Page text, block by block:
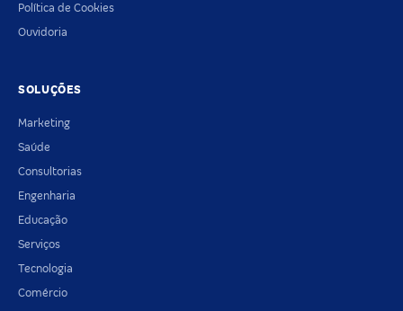
Política de Cookies
Ouvidoria
SOLUÇÕES
Marketing
Saúde
Consultorias
Engenharia
Educação
Serviços
Tecnologia
Comércio